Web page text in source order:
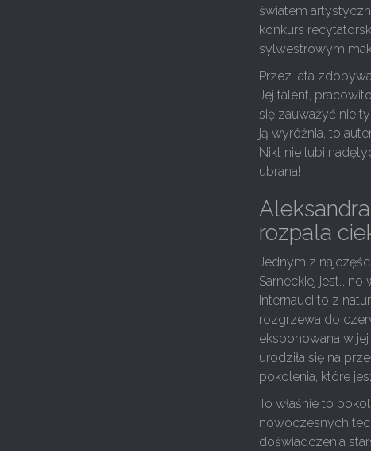
światem
konkurs
sylwestrowym
Przez lata
Jej talent,
się zauważyć nie
ją wyróżnia, to
Nikt nie lubi
ubrana!
rozpala
Jednym z
Sarneckiej jest… no
Internauci to z
rozgrzewa do
eksponowana w
urodziła się na
pokolenia, które
To właśnie to
nowoczesnych
doświadczenia